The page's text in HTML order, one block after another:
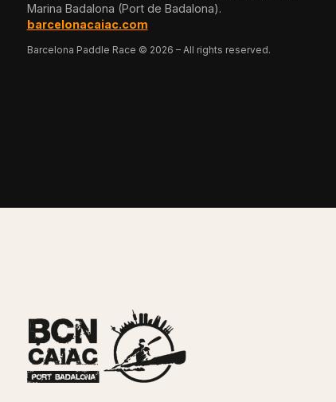
Marina Badalona (Port de Badalona).
barcelonacaiac.com
Barcelona Paddle Race © 2026 – All rights reserved.